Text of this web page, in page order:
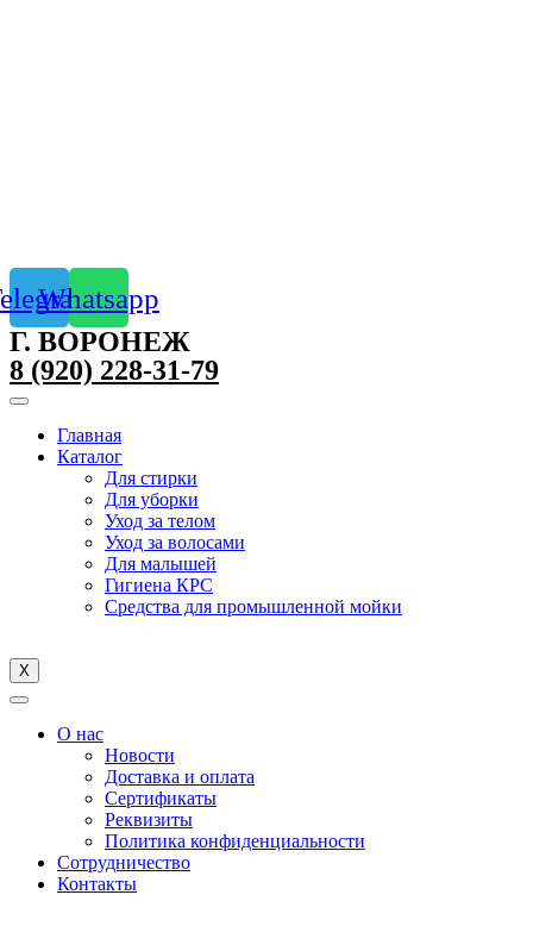
Whatsapp
Г. ВОРОНЕЖ
8 (920) 228-31-79
Главная
Каталог
Для стирки
Для уборки
Уход за телом
Уход за волосами
Для малышей
Гигиена КРС
Средства для промышленной мойки
X
О нас
Новости
Доставка и оплата
Cертификаты
Реквизиты
Политика конфиденциальности
Сотрудничество
Контакты